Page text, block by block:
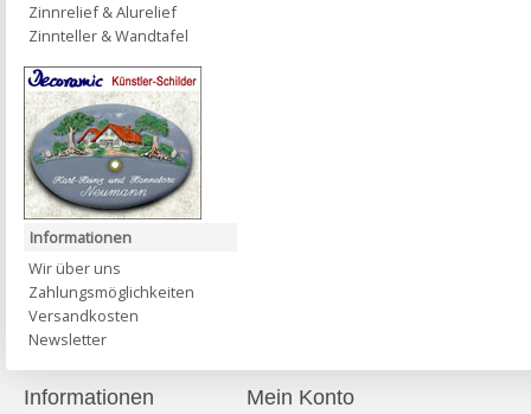
Zinnrelief & Alurelief
Zinnteller & Wandtafel
Informationen
Wir über uns
Zahlungsmöglichkeiten
Versandkosten
Newsletter
Informationen Mein Konto